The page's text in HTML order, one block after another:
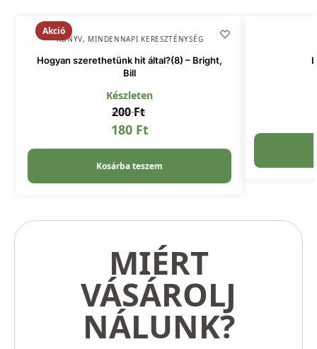
Akció
KÖNYV, MINDENNAPI KERESZTÉNYSÉG
Hogyan szerethetünk hit által?(8) – Bright,
Bill
Készleten
200Ft
180 Ft
Kosárba teszem
MIÉRT
VÁSÁROLJ
NÁLUNK?